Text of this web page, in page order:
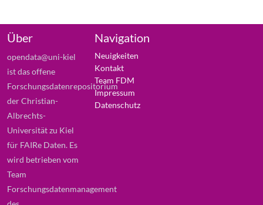
Über
opendata@uni-kiel
ist das offene
Forschungsdatenrepositorium
der Christian-
Albrechts-
Universität zu Kiel
für FAIRe Daten. Es
wird betrieben vom
Team
Forschungsdatenmanagement
Navigation
Neuigkeiten
Kontakt
Team FDM
Impressum
Datenschutz